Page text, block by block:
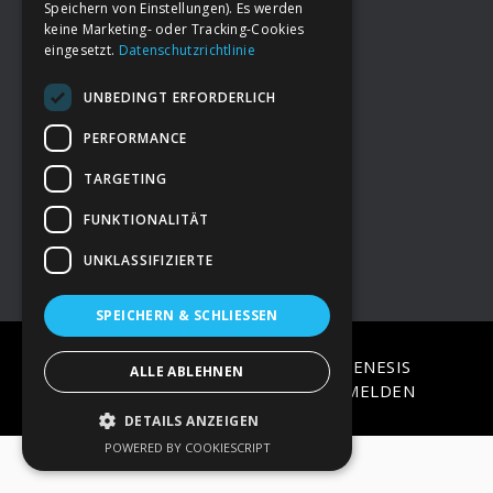
FooterDeine Spende
→ Impressum
→Kontakt zum PAO Team
COPYRIGHT © 2026 · ON
GENESIS
FRAMEWORK·WORDPRESS·ANMELDEN
Speichern von Einstellungen). Es werden
keine Marketing- oder Tracking-Cookies
eingesetzt. Datenschutzrichtlinie
UNBEDINGT ERFORDERLICH
PERFORMANCE
TARGETING
FUNKTIONALITÄT
UNKLASSIFIZIERTE
SPEICHERN & SCHLIESSEN
ALLE ABLEHNEN
DETAILS ANZEIGEN
POWERED BY COOKIESCRIPT